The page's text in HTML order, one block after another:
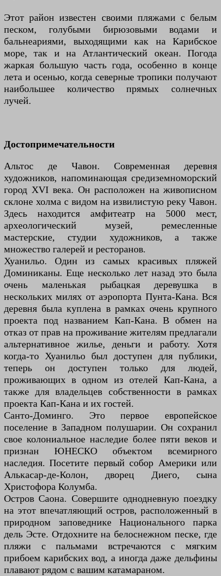
Этот район известен своими пляжами с белым
песком, голубыми бирюзовыми водами и
бальнеариями, выходящими как на Карибское
море, так и на Атлантический океан. Погода
жаркая большую часть года, особенно в конце
лета и осенью, когда северные тропики получают
наибольшее количество прямых солнечных
лучей.
Достопримечательности
Альтос де Чавон. Современная деревня
художников, напоминающая средиземноморский
город XVI века. Он расположен на живописном
склоне холма с видом на извилистую реку Чавон.
Здесь находится амфитеатр на 5000 мест,
археологический музей, ремесленные
мастерские, студии художников, а также
множество галерей и ресторанов.
Хуанильо. Один из самых красивых пляжей
Доминиканы. Еще несколько лет назад это была
очень маленькая рыбацкая деревушка в
нескольких милях от аэропорта Пунта-Кана. Вся
деревня была куплена в рамках очень крупного
проекта под названием Кап-Кана. В обмен на
отказ от прав на проживание жителям предлагали
альтернативное жилье, деньги и работу. Хотя
когда-то Хуанильо был доступен для публики,
теперь он доступен только для людей,
проживающих в одном из отелей Кап-Кана, а
также для владельцев собственности в рамках
проекта Кап-Кана и их гостей.
Санто-Доминго. Это первое европейское
поселение в Западном полушарии. Он сохранил
свое колониальное наследие более пяти веков и
признан ЮНЕСКО объектом всемирного
наследия. Посетите первый собор Америки или
Алькасар-де-Колон, дворец Диего, сына
Христофора Колумба.
Остров Саона. Совершите однодневную поездку
на этот впечатляющий остров, расположенный в
природном заповеднике Национального парка
дель Эсте. Отдохните на белоснежном песке, где
пляжи с пальмами встречаются с мягким
прибоем карибских вод, а иногда даже дельфины
плавают рядом с вашим катамараном.